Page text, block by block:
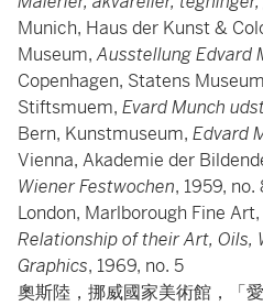
Munich, Haus der Kunst &
Museum,Ausstellung Edvard
Copenhagen, Statens
Stiftsmuem, Evard Munch
Bern, Kunstmuseum, Edvard
Vienna, Akademie der
Wiener Festwochen, 1959, no.
London, Marlborough Fine Art,
Relationship of their Art, Oils,
Graphics, 1969, no. 5
奧斯陸，挪威國家美術館，「